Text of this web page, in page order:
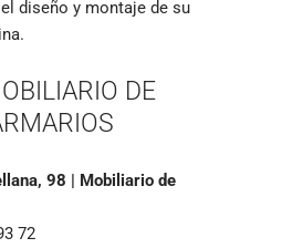
diseño y montaje de su
DE
98 | Mobiliario de
72